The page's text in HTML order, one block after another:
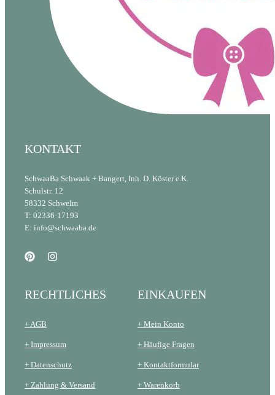
KONTAKT
SchwaaBa Schwaak + Bangert, Inh. D. Köster e.K.
Schulstr. 12
58332 Schwelm
T: 02336-17193
E: info@schwaaba.de
RECHTLICHES
+ AGB
+ Impressum
+ Datenschutz
+ Zahlung & Versand
EINKAUFEN
+ Mein Konto
+ Häufige Fragen
+ Kontaktformular
+ Warenkorb